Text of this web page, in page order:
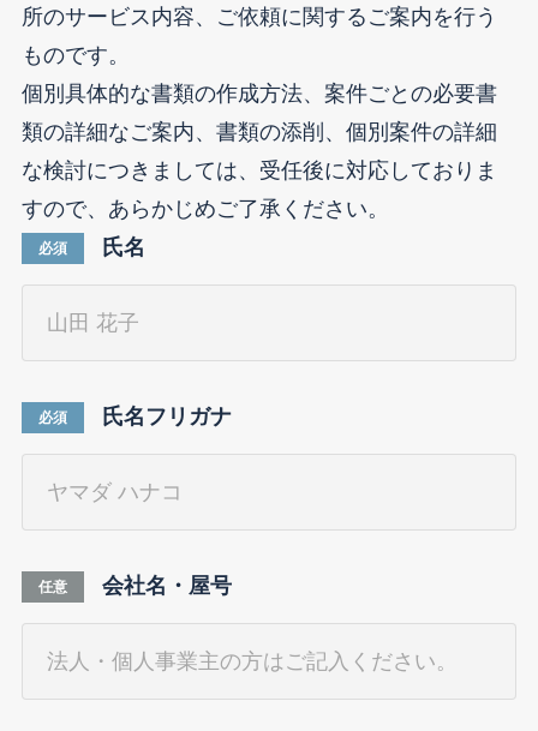
所のサービス内容、ご依頼に関するご案内を行う
ものです。
個別具体的な書類の作成方法、案件ごとの必要書
類の詳細なご案内、書類の添削、個別案件の詳細
な検討につきましては、受任後に対応しておりま
すので、あらかじめご了承ください。
必須 氏名
必須 氏名フリガナ
任意 会社名・屋号